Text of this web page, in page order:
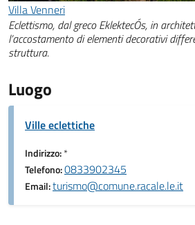
Villa Venneri
Eclettismo, dal greco EklektecÓs, in
l’accostamento di elementi decorativi
struttura.
Luogo
Ville eclettiche
Indirizzo:*
Telefono:0833902345
Email:turismo@comune.racale.le.it